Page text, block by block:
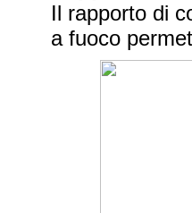
Il rapporto di
a fuoco